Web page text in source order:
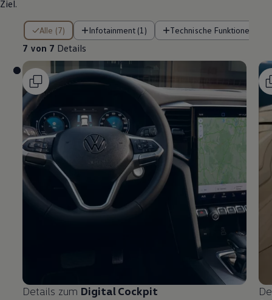
Ziel.
Alle (7) Infotainment (1) Technische Funktionen (4)
7 von 7 Details
7 von 7 Details
Details zum Digital Cockpit